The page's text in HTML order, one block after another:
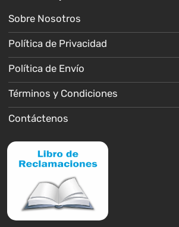
Sobre Nosotros
Política de Privacidad
Política de Envío
Términos y Condiciones
Contáctenos